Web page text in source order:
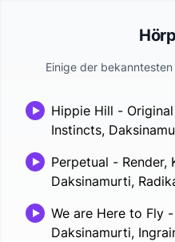
Einige der
Hippie Hill - Original
Instincts,
Perpetual - Render,
Daksinamurti,
We are Here to Fly -
Daksinamurti,